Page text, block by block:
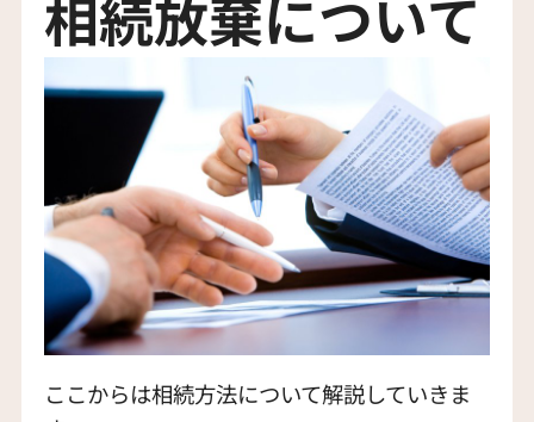
相続放棄について
ここからは相続方法について解説していきま